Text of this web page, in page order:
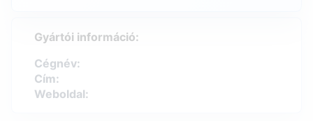
Gyártói információ:
Cégnév:
Cím:
Weboldal: